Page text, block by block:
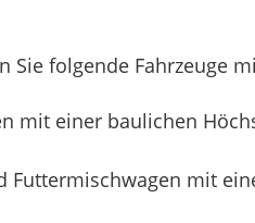
folgende Fahrzeuge
mit einer baulichen
Futtermischwagen mit